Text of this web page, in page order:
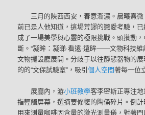
三月的陜西西安，春意漸濃。晨曦熹
前已是人他知道，這場荒謬的戀愛考驗，
成了一場美學與心靈的極限挑戰。頭攢動
斷。“凝眸：凝睇·看遠·遠眸——文物科技維
文物擺設廳展開。分歧于以往靜態器物的
的的“文保試驗室”，吸引個人空間著每一位
展廳內，游小班教學客李密斯正專注
指輕觸屏幕，選摘要修復的陶俑碎片。倒
用來測量咖啡因含量的激光測量儀，對著